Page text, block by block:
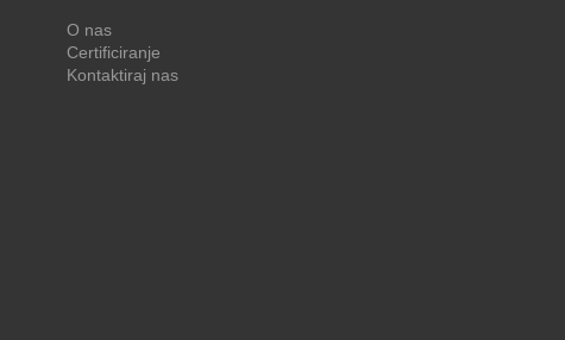
O nas
Certificiranje
Kontaktiraj nas